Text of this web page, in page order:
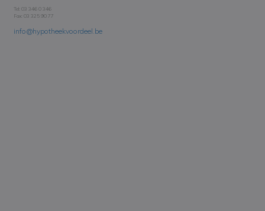
Tel: 03 346 0 346
Fax: 03 325 90 77
info@hypotheekvoordeel.be